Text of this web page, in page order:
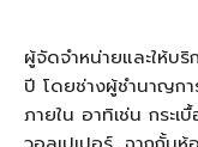
ผู้จัดจำหน่ายและให้บ
ปี โดยช่างผู้ชำนาญก
ภายใน อาทิเช่น กระ